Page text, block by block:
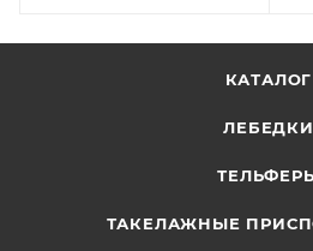
КАТАЛОГ
ЛЕБЕДКИ
ТАКЕЛАЖНЫЕ